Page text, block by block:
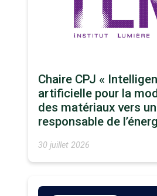
Chaire CPJ «
artificielle pour la
des matériaux vers
responsable de
30 juillet 2026